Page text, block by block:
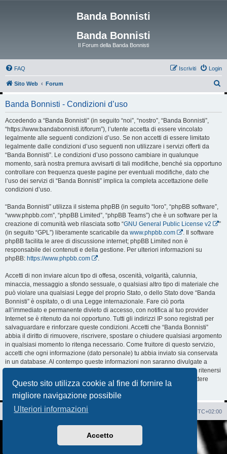
Questo sito utilizza cookie al fine di fornire la
migliore navigazione possibile
Ulteriori informazioni
Accetto
Banda Bonnisti
Banda Bonnisti
Il Forum della Banda Bonnisti
FAQ Login
Iscriviti
Sito Web Forum
Banda Bonnisti - Condizioni d’uso
Accedendo a “Banda Bonnisti” (in seguito “noi”, “nostro”, “Banda Bonnisti”,
“https://www.bandabonnisti.it/forum”), l’utente accetta di essere vincolato
legalmente alle seguenti condizioni d’uso. Se non accetti di essere limitato
legalmente dalle condizioni d’uso seguenti non utilizzare i servizi offerti da
“Banda Bonnisti”. Le condizioni d’uso possono cambiare in qualunque
momento, sarà nostra premura avvisarti di tali modifiche, benché sia opportuno
controllare con frequenza queste pagine per eventuali modifiche, dato che
l’uso dei servizi di “Banda Bonnisti” implica la completa accettazione delle
condizioni d’uso.
“Banda Bonnisti” utilizza il sistema phpBB (in seguito “loro”, “phpBB software”,
“www.phpbb.com”, “phpBB Limited”, “phpBB Teams”) che è un software per la
creazione di comunità web rilasciata sotto “GNU General Public License v2
”
(in seguito “GPL”) liberamente scaricabile da www.phpbb.com
. Il software
phpBB facilita le aree di discussione internet; phpBB Limited non è
responsabile dei contenuti e della gestione. Per ulteriori informazioni su
phpBB: https://www.phpbb.com .
Accetti di non inviare alcun tipo di offesa, oscenità, volgarità, calunnia,
minaccia, messaggio a sfondo sessuale, o qualsiasi altro tipo di materiale che
può violare una qualsiasi Legge del proprio Stato, o dello Stato dove “Banda
Bonnisti” è ospitato, o di una Legge internazionale. Fare ciò porta
all’immediato e permanente divieto di accesso, con notifica al tuo provider
Internet se è ritenuto da noi opportuno. Tutti gli indirizzi IP sono registrati per
salvaguardare e rinforzare queste condizioni. Accetti che “Banda Bonnisti”
abbia il diritto di rimuovere, riscrivere, spostare o chiudere qualsiasi argomento
in qualsiasi momento lo ritenga necessario. Come fruitore di questo servizio,
accetti che ogni informazione (dato personale) tu abbia inviato sia conservata
in un database. Al contempo queste informazioni non saranno divulgate a
nessuno senza il tuo consenso, né “Banda Bonnisti” o phpBB sono da ritenersi
responsabili per qualsiasi violazione al sistema che possa compromettere
queste informazioni.
Sito Web Forum UTC+02:00
Traduzione Italiana
AIF_COPYRIGHT